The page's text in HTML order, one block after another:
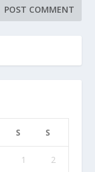
S S
1 2